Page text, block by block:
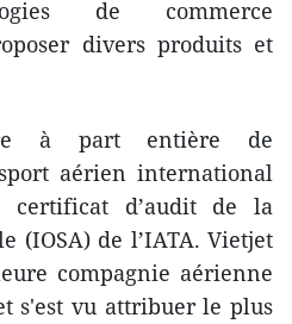
de commerce
divers produits et
à part entière de
aérien international
certificat d’audit de la
(IOSA) de l’IATA. Vietjet
compagnie aérienne
s'est vu attribuer le plus